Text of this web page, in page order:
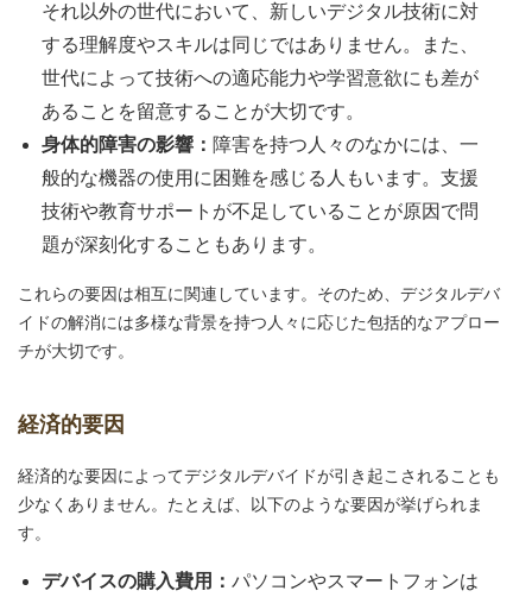
それ以外の世代において、新しいデジタル技術に対
する理解度やスキルは同じではありません。また、
世代によって技術への適応能力や学習意欲にも差が
あることを留意することが大切です。
身体的障害の影響： 障害を持つ人々のなかには、一
般的な機器の使用に困難を感じる人もいます。支援
技術や教育サポートが不足していることが原因で問
題が深刻化することもあります。
これらの要因は相互に関連しています。そのため、デジタルデバ
イドの解消には多様な背景を持つ人々に応じた包括的なアプロー
チが大切です。
経済的要因
経済的な要因によってデジタルデバイドが引き起こされることも
少なくありません。たとえば、以下のような要因が挙げられま
す。
デバイスの購入費用： パソコンやスマートフォンは